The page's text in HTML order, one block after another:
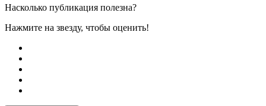
Насколько публикация полезна?
Нажмите на звезду, чтобы оценить!